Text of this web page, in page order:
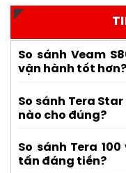
So sánh Veam
vận hành tốt hơn?
So sánh Tera
nào cho đúng?
So sánh Tera
tấn đáng tiền?